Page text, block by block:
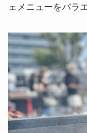
ェメニューをバラ